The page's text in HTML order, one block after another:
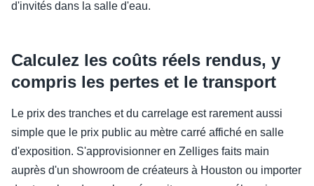
d'invités dans la salle d'eau.
Calculez les coûts réels rendus, y
compris les pertes et le transport
Le prix des tranches et du carrelage est rarement aussi
simple que le prix public au mètre carré affiché en salle
d'exposition. S'approvisionner en Zelliges faits main
auprès d'un showroom de créateurs à Houston ou importer